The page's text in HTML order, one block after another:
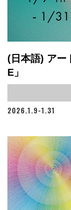
(日本語) アー
E」
2026.1.9-1.31